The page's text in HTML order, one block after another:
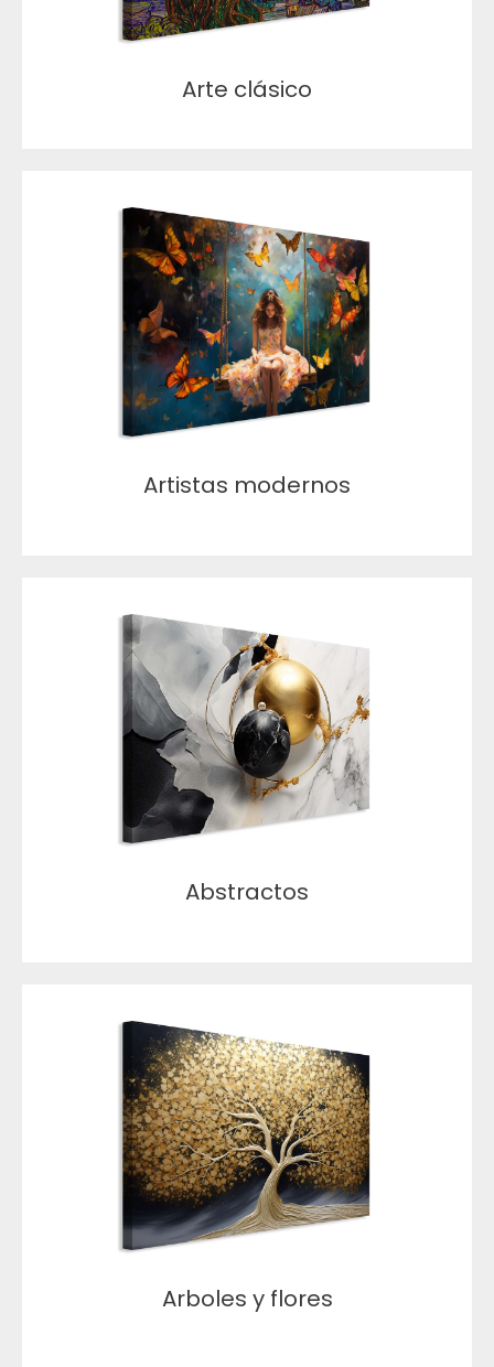
Arte clásico
Artistas modernos
Abstractos
Arboles y flores